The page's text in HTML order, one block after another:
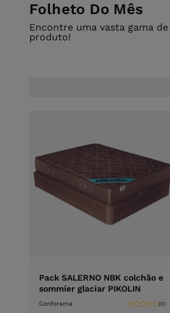
Folheto Do Mês
Encontre uma vasta gama
produto!
Pack SALERNO NBK colchão e
sommier glaciar PIKOLIN
Conforama (0)